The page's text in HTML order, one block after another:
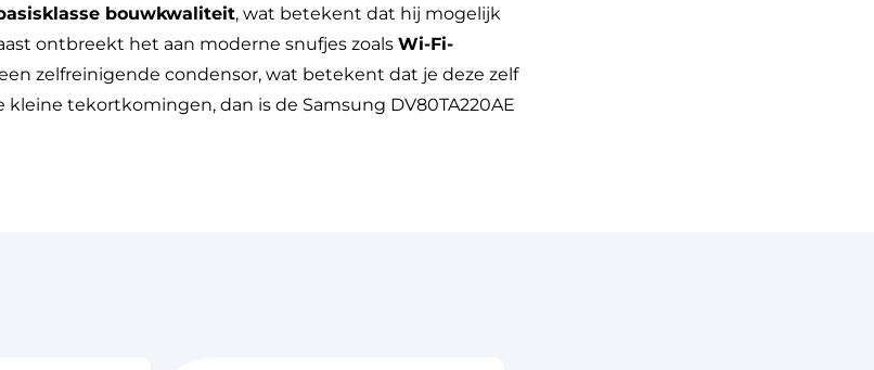
bouwkwaliteit, wat betekent dat hij mogelijk
ontbreekt het aan moderne snufjes zoals Wi-Fi-
zelfreinigende condensor, wat betekent dat je deze zelf
tekortkomingen, dan is de Samsung DV80TA220AE